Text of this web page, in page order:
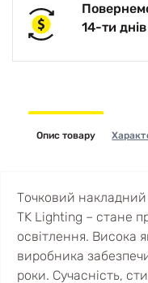
14-ти
Опис товару
Точковий накладний
TK Lighting – стане
освітлення. Висока
виробника
роки. Сучасність,